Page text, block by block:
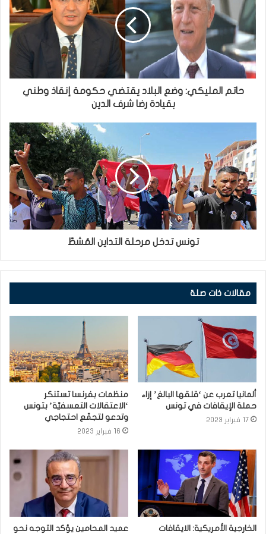
حاتم المليكي: وضع البلاد يقتضي حكومة إنقاذ وطني
بقيادة رضا شرف الدين
تونس تدخل مرحلة التداين المُشطّ
مقالات ذات صلة
ألمانيا تعرب عن ‘قلقها البالغ’ إزاء
حملة الإيقافات في تونس
17 فبراير 2023
منظمات بفرنسا تستنكر
‘الاعتقالات التعسفيّة’ بتونس
وتدعو لتجمّع احتجاجي
16 فبراير 2023
الخارجية الأمريكية: الايقافات
عميد المحامين يؤكد التوجه نحو